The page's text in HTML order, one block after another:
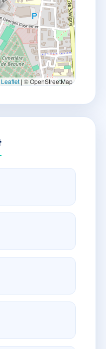
Leaflet | © OpenStreetMap